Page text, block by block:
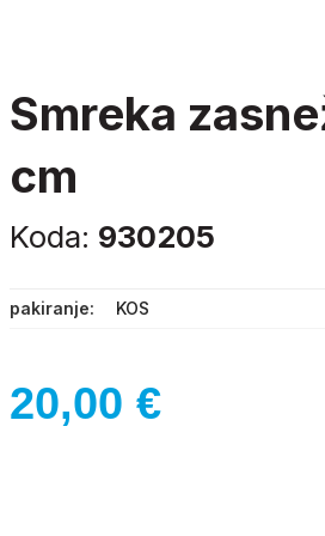
smreka zasnežena 60
cm
Koda: 930205
pakiranje KOS
20,00 €